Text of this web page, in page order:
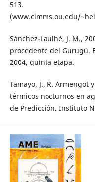
513.
(www.cimms.ou.edu/
Sánchez-Laulhé, J. M.,
procedente del Gurugú.
2004, quinta etapa.
Tamayo, J., R. Armengot
térmicos nocturnos en
de Predicción. Instituto